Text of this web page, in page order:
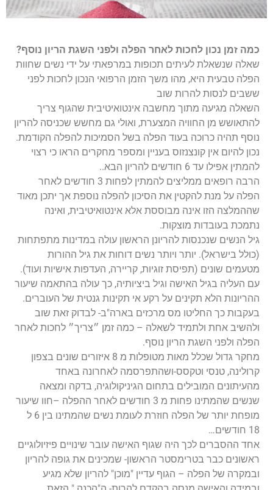
כמה זמן נכון לחכות לאחר הפלה ולפני השגת הריון נוסף?
שאלה שנשאלת לעיתים תכופות במרפאתי על ידי נשים שחוות
הפלה טבעית היא, מהו משך הזמן הרפואי הנכון לחכות לפני
ששבים לנסות להרות שוב
השאלה מגיעה מתוך מחשבה אינטואיטיבית שהגוף צריך
להתאושש מן החוויה המצערת, ואולי גם מחשש שכניסה להריון
נוסף תהיה כרוכה בעוד הפלה בשל הסמיכות להפלה הקודמת.
נכון להיום אין קונצנזוס בעניין ומספר מחקרים הראו כי רצוי
להמתין אפילו עד 6 חודשים להריון הבא..
הרבה רופאים ממליצים להמתין לפחות 3 חודשים לאחר
הפלה על מנת להקטין את הסיכון להפלה נוספת אך יתכן מאוד
שההמלצה הזו אינה מבוססת אלא אינטואיטיבית, ואינה
נתמכת בעובדות מוצקות.
גיל הנשים שנכנסות להריונן הראשון עולה במדינות מתפתחות
(כולל בישראל). יותר ויותר נשים דוחות את גיל ההורות
מטעמים שונים (תפיסת זוגיות, קריירה, העדפות אישיות ועוד).
עם העליה בגיל האישה וגיל ביציותיה, כך עולה בהתאמה שיעור
ההריונות הלא תקינים על רקע אי תקינות גנטית של העוברים.
בעקבות כך החליטו מס מרכזים בארה"ב- לבדוק זאת שוב
ולהשיב אחת ולתמיד לשאלה – כמה זמן ״צריך״ לחכות לאחר
הפלה ולפני השגת הריון נוסף.
מחקר גדול שכלל מאות מטופלות מ 8 איזורים שונים בצפון
קרולינה, טנסי וטקסס-ושהתפרסמה לאחרונה באחד
מהעיתונים המובילים בתחום הגיניקולוגיה, בדקה ומצאה
שנשים שהמתינו פחות מ 3 חודשים לאחר ההפלה –חוו שיעור
מופחת יותר של הפלה חוזרת לעומת נשים שהמתינו בין 6 ל
18 חודשים…
אחד ההסברים לכך היה שגוף האישה עובר שינויים פיזיולוגיים
ראשונים כבר בטרימסטר הראשון- שמכינים את גופה להריון
ובמקרה של הפלה – הגוף עדיין "מוכן" להריון שלא מגיע